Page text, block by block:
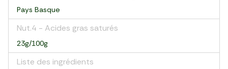
Pays Basque
Nut.4 - Acides gras saturés
23g/100g
Liste des ingrédients